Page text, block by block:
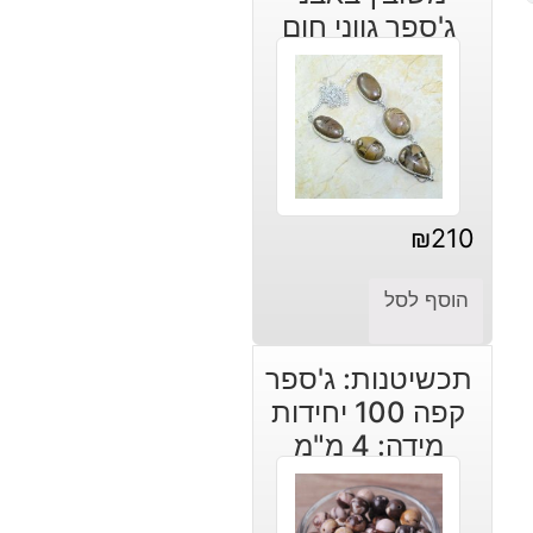
ג'ספר גווני חום
₪210
הוסף לסל
תכשיטנות: ג'ספר
קפה 100 יחידות
מידה: 4 מ"מ